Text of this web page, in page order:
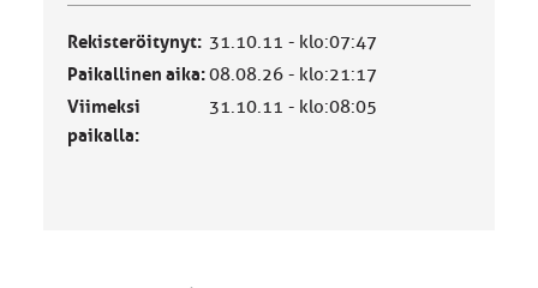
Rekisteröitynyt: 31.10.11 - klo:07:47
Paikallinen aika:08.08.26 - klo:21:17
Viimeksi
paikalla:
31.10.11 - klo:08:05